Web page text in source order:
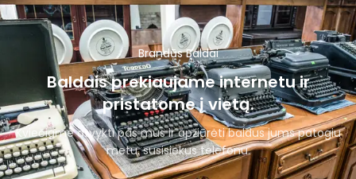
Brandūs Baldai
Baldais prekiaujame internetu ir
pristatome į vietą.
Kviečiame atvykti pas mus ir apžiūrėti baldus jums patogiu
metu, susisiekus telefonu.